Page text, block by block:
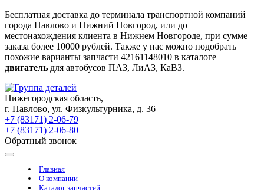
Бесплатная доставка до терминала транспортной компаний
города Павлово и Нижний Новгород, или до
местонахождения клиента в Нижнем Новгороде, при сумме
заказа более 10000 рублей. Также у нас можно подобрать
похожие варианты запчасти 42161148010 в каталоге
двигатель для автобусов ПАЗ, ЛиАЗ, КаВЗ.
Нижегородская область,
г. Павлово, ул. Физкультурника, д. 36
+7 (83171) 2-06-79
+7 (83171) 2-06-80
Обратный звонок
Главная
О компании
Каталог запчастей